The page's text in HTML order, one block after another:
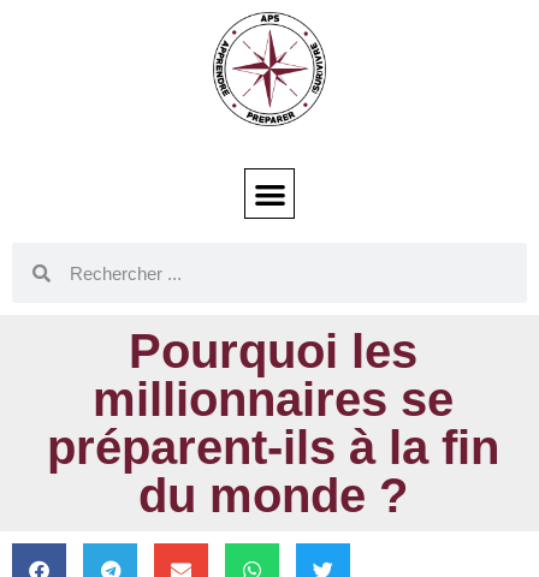
Pourquoi les
millionnaires se
préparent-ils à la fin
du monde ?